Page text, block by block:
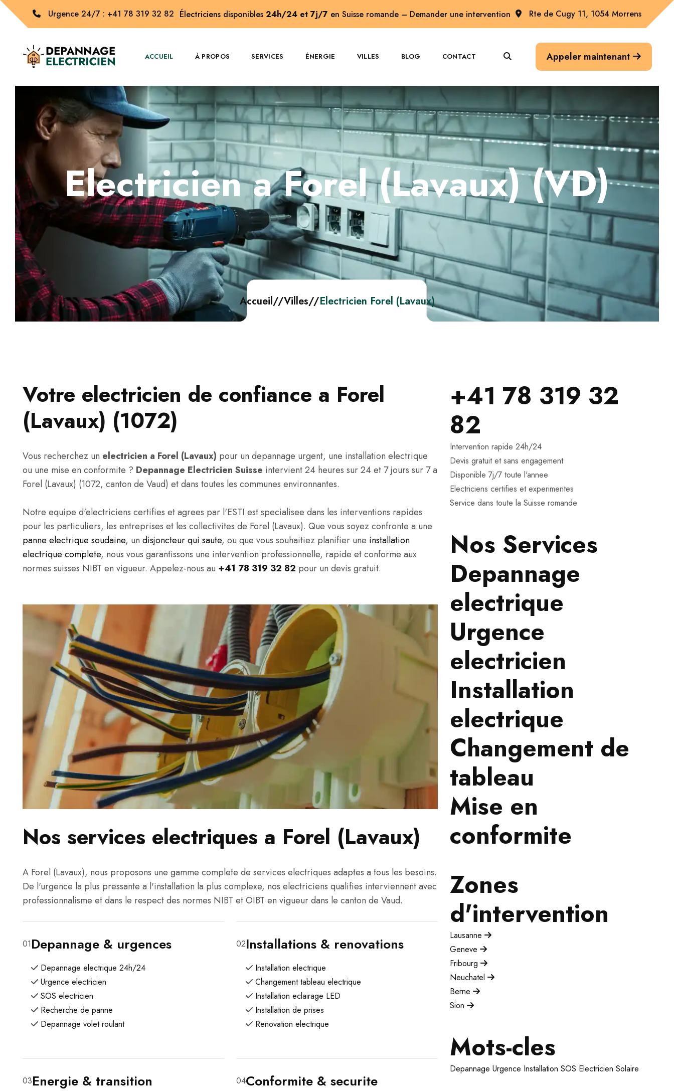
Urgence 24/7 : +41 78 319 32 82 Électriciens disponibles 24h/24 et 7j/7 en Suisse romande – Demander une intervention Rte de Cugy 11, 1054 Morrens
ACCUEIL À PROPOS SERVICES ÉNERGIE VILLES BLOG CONTACT Appeler maintenant
Electricien a Forel (Lavaux) (VD)
Accueil//Villes//Electricien Forel (Lavaux)
Votre electricien de confiance a Forel
(Lavaux) (1072)
Vous recherchez un electricien a Forel (Lavaux) pour un depannage urgent, une installation electrique
ou une mise en conformite ? Depannage Electricien Suisse intervient 24 heures sur 24 et 7 jours sur 7 a
Forel (Lavaux) (1072, canton de Vaud) et dans toutes les communes environnantes.
Notre equipe d'electriciens certifies et agrees par l'ESTI est specialisee dans les interventions rapides
pour les particuliers, les entreprises et les collectivites de Forel (Lavaux). Que vous soyez confronte a une
panne electrique soudaine, un disjoncteur qui saute, ou que vous souhaitiez planifier une installation
electrique complete, nous vous garantissons une intervention professionnelle, rapide et conforme aux
normes suisses NIBT en vigueur. Appelez-nous au +41 78 319 32 82 pour un devis gratuit.
Nos services electriques a Forel (Lavaux)
A Forel (Lavaux), nous proposons une gamme complete de services electriques adaptes a tous les besoins.
De l'urgence la plus pressante a l'installation la plus complexe, nos electriciens qualifies interviennent avec
professionnalisme et dans le respect des normes NIBT et OIBT en vigueur dans le canton de Vaud.
01Depannage & urgences
Depannage electrique 24h/24
Urgence electricien
SOS electricien
Recherche de panne
Depannage volet roulant
02Installations & renovations
Installation electrique
Changement tableau electrique
Installation eclairage LED
Installation de prises
Renovation electrique
03Energie & transition 04Conformite & securite
+41 78 319 32
82
Intervention rapide 24h/24
Devis gratuit et sans engagement
Disponible 7j/7 toute l'annee
Electriciens certifies et experimentes
Service dans toute la Suisse romande
Nos Services
Depannage
electrique
Urgence
electricien
Installation
electrique
Changement de
tableau
Mise en
conformite
Zones
d'intervention
Lausanne
Geneve
Fribourg
Neuchatel
Berne
Sion
Mots-cles
Depannage Urgence Installation SOS Electricien Solaire